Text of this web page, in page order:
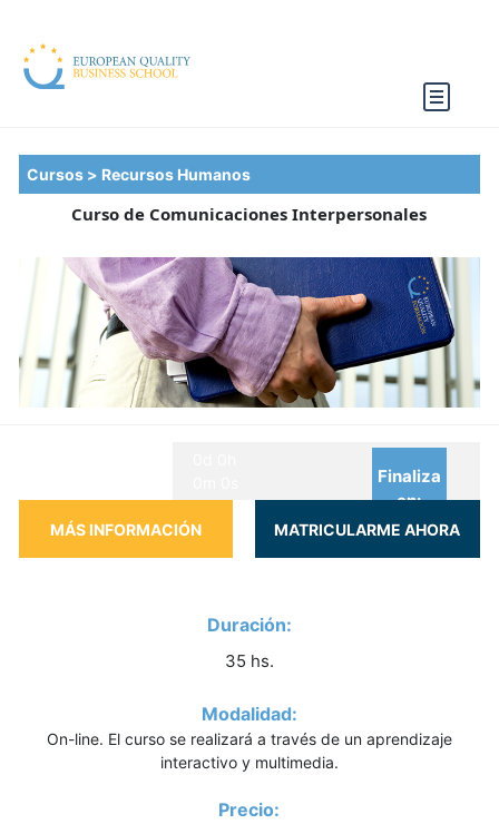
Cursos > Recursos Humanos
Curso de Comunicaciones Interpersonales
Finaliza
en:
Duración:
35 hs.
Modalidad:
On-line. El curso se realizará a través de un aprendizaje
interactivo y multimedia.
Precio: